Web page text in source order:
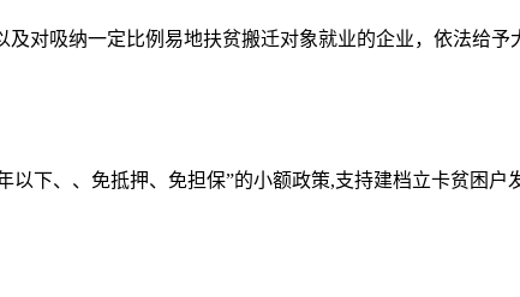
对吸纳一定比例易地扶贫搬迁对象就业的企业，依法给予
下、、免抵押、免担保”的小额政策,支持建档立卡贫困户